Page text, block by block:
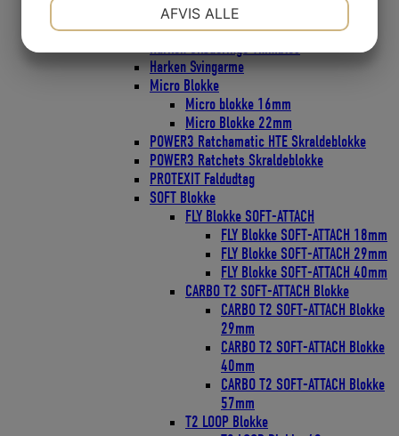
ESP Cruising 75mm
Flip-Flop Blokke
Harken Skøderinge Thimbles
Harken Svingarme
Micro Blokke
Micro blokke 16mm
Micro Blokke 22mm
POWER3 Ratchamatic HTE Skraldeblokke
POWER3 Ratchets Skraldeblokke
PROTEXIT Faldudtag
SOFT Blokke
FLY Blokke SOFT-ATTACH
FLY Blokke SOFT-ATTACH 18mm
FLY Blokke SOFT-ATTACH 29mm
FLY Blokke SOFT-ATTACH 40mm
CARBO T2 SOFT-ATTACH Blokke
CARBO T2 SOFT-ATTACH Blokke
29mm
CARBO T2 SOFT-ATTACH Blokke
40mm
CARBO T2 SOFT-ATTACH Blokke
57mm
T2 LOOP Blokke
MARKETING
AFVIS ALLE